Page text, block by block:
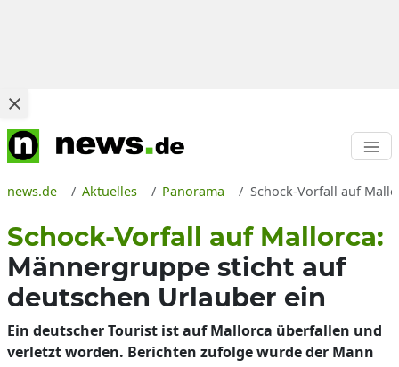
news.de Aktuelles Panorama Schock-Vorfall auf
Schock-Vorfall auf Mallorca:
Männergruppe sticht auf
deutschen Urlauber ein
Ein deutscher Tourist ist auf Mallorca überfallen und
verletzt worden. Berichten zufolge wurde der Mann